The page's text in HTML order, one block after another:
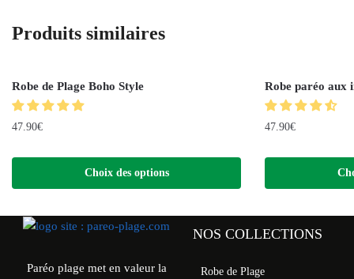
Produits similaires
Robe de Plage Boho Style
47.90€
Choix des options
Robe paréo aux
47.90€
Paréo plage met en valeur la
NOS COLLECTIONS
Robe de Plage